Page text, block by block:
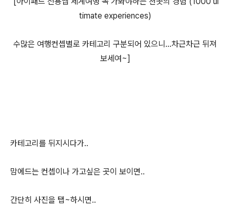
timate experiences)
수많은 여행컨셉별로 카테고리 구분되어 있으니...차근차근 뒤져
보세여~]
카테고리를 뒤지시다가..
맘에드는 컨셉이나 가고싶은 곳이 보이면..
간단히 사진을 탭~하시면..